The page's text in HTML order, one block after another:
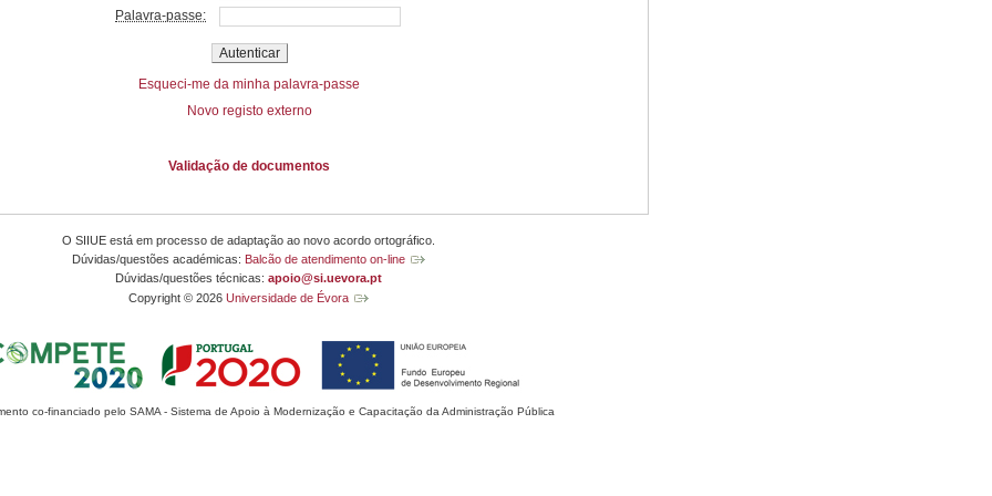
Palavra-passe:
Esqueci-me da minha palavra-passe
Novo registo externo
Validação de documentos
O SIIUE está em processo de adaptação ao novo acordo ortográfico.
Dúvidas/questões académicas: Balcão de atendimento on-line
Dúvidas/questões técnicas: apoio@si.uevora.pt
Copyright © 2026 Universidade de Évora
co-financiado pelo SAMA - Sistema de Apoio à Modernização e Capacitação da Administração Pública